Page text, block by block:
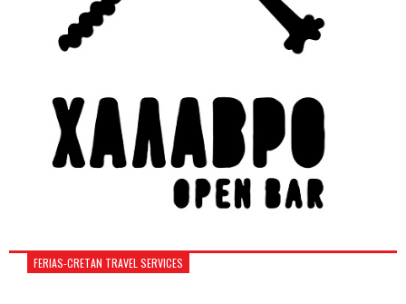
FERIAS-CRETAN TRAVEL SERVICES